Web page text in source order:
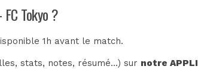
Tokyo ?
1h avant le match.
stats, notes, résumé...) sur notre APPLI